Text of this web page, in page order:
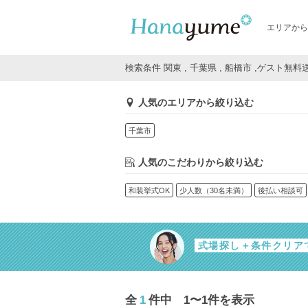
エリアか
検索条件 関東 , 千葉県 , 船橋市 ,ゲスト無料
人気のエリアから絞り込む
千葉市
人気のこだわりから絞り込む
和装挙式OK 少人数（30名未満） 後払い相談可
式場探し＋条件クリア
全 1 件中 1〜1件を表示